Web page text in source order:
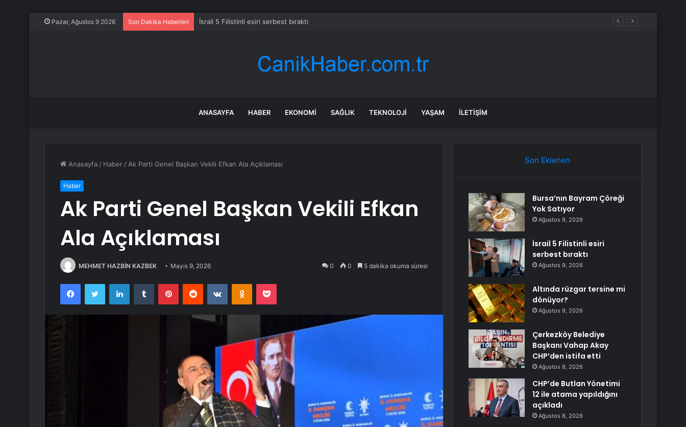
Pazar, Ağustos 9 2026 Son Dakika Haberleri İsrail 5 Filistinli esiri serbest bıraktı
ANASAYFA HABER EKONOMI SAĞLIK TEKNOLOJI YAŞAM İLETIŞIM
Anasayfa / Haber / Ak Parti Genel Başkan Vekili Efkan Ala Açıklaması
Haber
Ak Parti Genel Başkan Vekili Efkan
Ala Açıklaması
MEHMET HAZBİN KAZBEK Mayıs 9, 2026 0 0 5 dakika okuma süresi
FacebookTwitter LinkedInTumblr PinterestReddit VKontakteOdnoklassniki
Pocket
Son Eklenen
Bursa’nın Bayram Çöreği
Yok Satıyor
Ağustos 9, 2026
İsrail 5 Filistinli esiri
serbest bıraktı
Ağustos 9, 2026
Altında rüzgar tersine mi
dönüyor?
Ağustos 9, 2026
Çerkezköy Belediye
Başkanı Vahap Akay
CHP’den istifa etti
Ağustos 8, 2026
CHP’de Butlan Yönetimi
12 ile atama yapıldığını
açıkladı
Ağustos 8, 2026